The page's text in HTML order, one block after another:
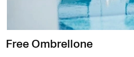
Free Ombrellone